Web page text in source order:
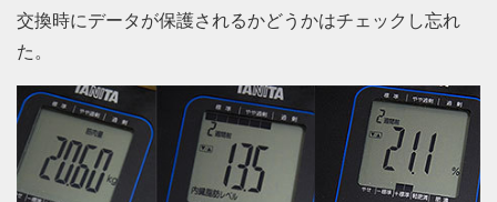
交換時にデータが保護されるかどうかはチェックし忘れ
た。